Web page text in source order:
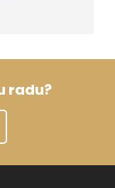
radu?